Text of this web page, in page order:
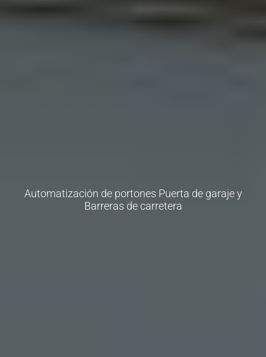
Automatización de portones Puerta de garaje y
Barreras de carretera